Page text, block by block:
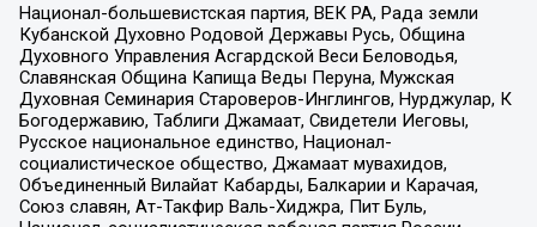
Национал-большевистская партия, ВЕК РА, Рада земли
Кубанской Духовно Родовой Державы Русь, Община
Духовного Управления Асгардской Веси Беловодья,
Славянская Община Капища Веды Перуна, Мужская
Духовная Семинария Староверов-Инглингов, Нурджулар, К
Богодержавию, Таблиги Джамаат, Свидетели Иеговы,
Русское национальное единство, Национал-
социалистическое общество, Джамаат мувахидов,
Объединенный Вилайат Кабарды, Балкарии и Карачая,
Союз славян, Ат-Такфир Валь-Хиджра, Пит Буль,